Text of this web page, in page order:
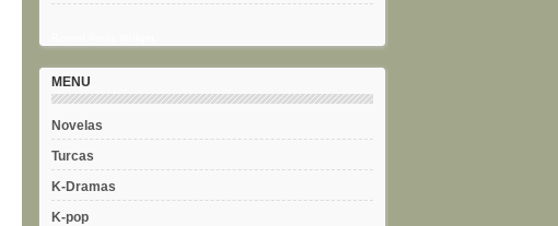
MENU
Novelas
Turcas
K-Dramas
K-pop